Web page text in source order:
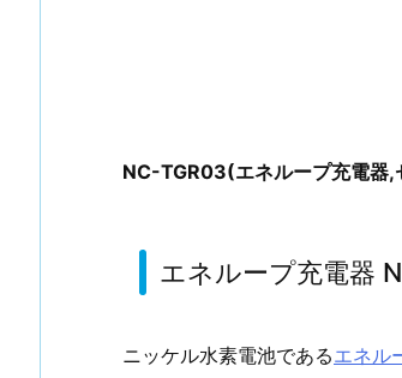
NC-TGR03(エネループ充電器,
エネループ充電器
ニッケル水素電池であるエネル